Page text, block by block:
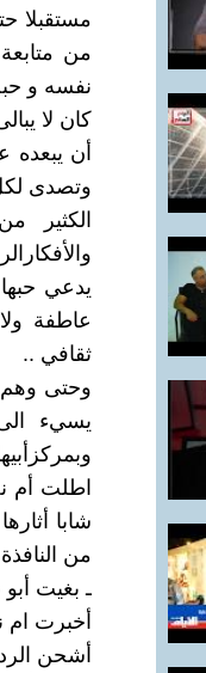
مستقبلا
من
نفسه و
كان لا
أن يبعده
وتصدى
الكثير
يدعي
عاطفة
ثقافي ..
وحتى وهم
يسيء
اطلت أم
شابا
من
ـ بغيت أبو
أخبرت ام
أشحن